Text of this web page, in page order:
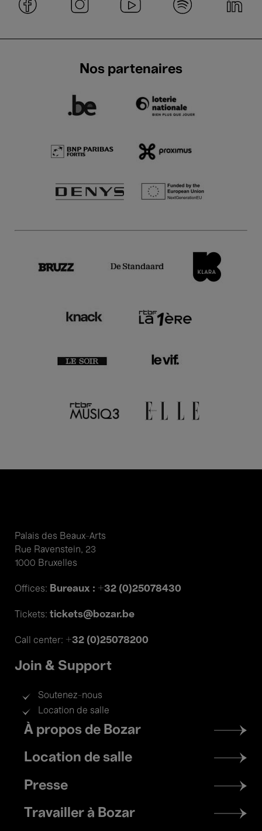
Nos partenaires
Palais des Beaux-Arts
Rue Ravenstein, 23
1000 Bruxelles
Offices: Bureaux : +32 (0)25078430
Tickets: tickets@bozar.be
Call center: +32 (0)25078200
Join & Support
Soutenez-nous
Location de salle
Footer
menu
À propos de Bozar
Location de salle
Presse
Travailler à Bozar